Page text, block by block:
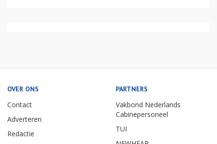
OVER ONS
Contact
Adverteren
Redactie
PARTNERS
Vakbond Nederlands
Cabinepersoneel
TUI